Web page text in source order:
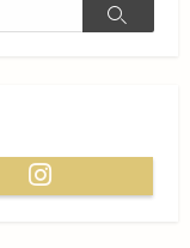
検
Instagram